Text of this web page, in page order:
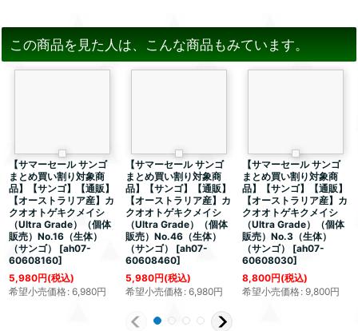
この商品を見た人は、こんな商品もみています。
【サマーセール サンゴ
まとめ買い割り対象商
品】【サンゴ】【通販】
【オーストラリア産】カ
クオオトゲキクメイシ
（Ultra Grade）（個体
販売）No.16（生体）
（サンゴ）
[ah07-
60608160]
5,980円(税込)
希望小売価格: 6,980円
【サマーセール サンゴ
まとめ買い割り対象商
品】【サンゴ】【通販】
【オーストラリア産】カ
クオオトゲキクメイシ
（Ultra Grade）（個体
販売）No.46（生体）
（サンゴ）
[ah07-
60608460]
5,980円(税込)
希望小売価格: 6,980円
【サマーセール サンゴ
まとめ買い割り対象商
品】【サンゴ】【通販】
【オーストラリア産】カ
クオオトゲキクメイシ
（Ultra Grade）（個体
販売）No.3（生体）
（サンゴ）
[ah07-
60608030]
8,800円(税込)
希望小売価格: 9,800円